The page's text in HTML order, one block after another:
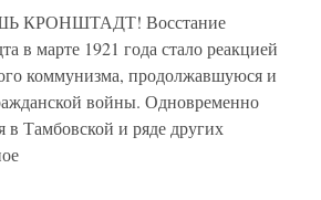
КРОНШТАДТ! Восстание
в марте 1921 года стало реакцией
коммунизма, продолжавшуюся и
войны. Одновременно
в Тамбовской и ряде других